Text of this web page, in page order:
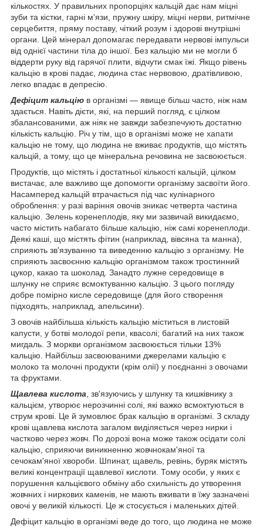
кількостях. У правильних пропорціях кальцій дає нам міцні
зуби та кістки, гарні м'язи, пружну шкіру, міцні нерви, ритмічне
серцебиття, пряму поставу, чіткий розум і здорові внутрішні
органи. Цей мінерал допомагає передавати нервові імпульси
від однієї частини тіла до іншої. Без кальцію ми не могли б
віддерти руку від гарячої плити, відчути смак їжі. Якщо рівень
кальцію в крові падає, людина стає нервовою, дратівливою,
легко впадає в депресію.
Дефіцит кальцію в організмі — явище більш часто, ніж нам
здається. Навіть дієти, які, на перший погляд, є цілком
збалансованими, аж ніяк не завжди забезпечують достатню
кількість кальцію. Річ у тім, що в організмі може не хапати
кальцію не тому, що людина не вживає продуктів, що містять
кальцій, а тому, що це мінеральна речовина не засвоюється.
Продуктів, що містять і достатньої кількості кальцій, цілком
вистачає, але важливо ще допомогти організму засвоїти його.
Насамперед кальцій втрачається під час кулінарного
оброблення: у разі варіння овочів зникає четверта частина
кальцію. Зелень коренеплодів, яку ми зазвичай викидаємо,
часто містить набагато більше кальцію, ніж самі коренеплоди.
Деякі каші, що містять фітин (наприклад, вівсяна та манна),
сприяють зв'язуванню та виведенню кальцію з організму. Не
сприяють засвоєнню кальцію організмом також тростинний
цукор, какао та шоколад. Занадто лужне середовище в
шлунку не сприяє всмоктуванню кальцію. З цього погляду
добре помірно кисле середовище (для його створення
підходять, наприклад, апельсини).
З овочів найбільша кількість кальцію міститься в листовій
капусти, у ботві молодої репи, квасолі; багатий на них також
мигдаль. З моркви організмом засвоюється тільки 13%
кальцію. Найбільш засвоюваними джерелами кальцію є
молоко та молочні продукти (крім олії) у поєднанні з овочами
та фруктами.
Щавлева кислота , зв'язуючись у шлунку та кишківнику з
кальцієм, утворює нерозчинні солі, які важко всмоктуються в
струм крові. Це й зумовлює брак кальцію в організмі. З складу
крові щавлева кислота загалом виділяється через нирки і
частково через жовч. По дорозі вона може також осідати солі
кальцію, сприяючи виникненню жовчнокам'яної та
сечокам'яної хвороби. Шпинат, щавель, ревінь, буряк містять
великі концентрації щавлевої кислоти. Тому особи, у яких є
порушення кальцієвого обміну або схильність до утворення
жовчних і ниркових каменів, не мають вживати в їжу зазначені
овочі у великій кількості. Це ж стосується і маленьких дітей.
Дефіцит кальцію в організмі веде до того, що людина не може